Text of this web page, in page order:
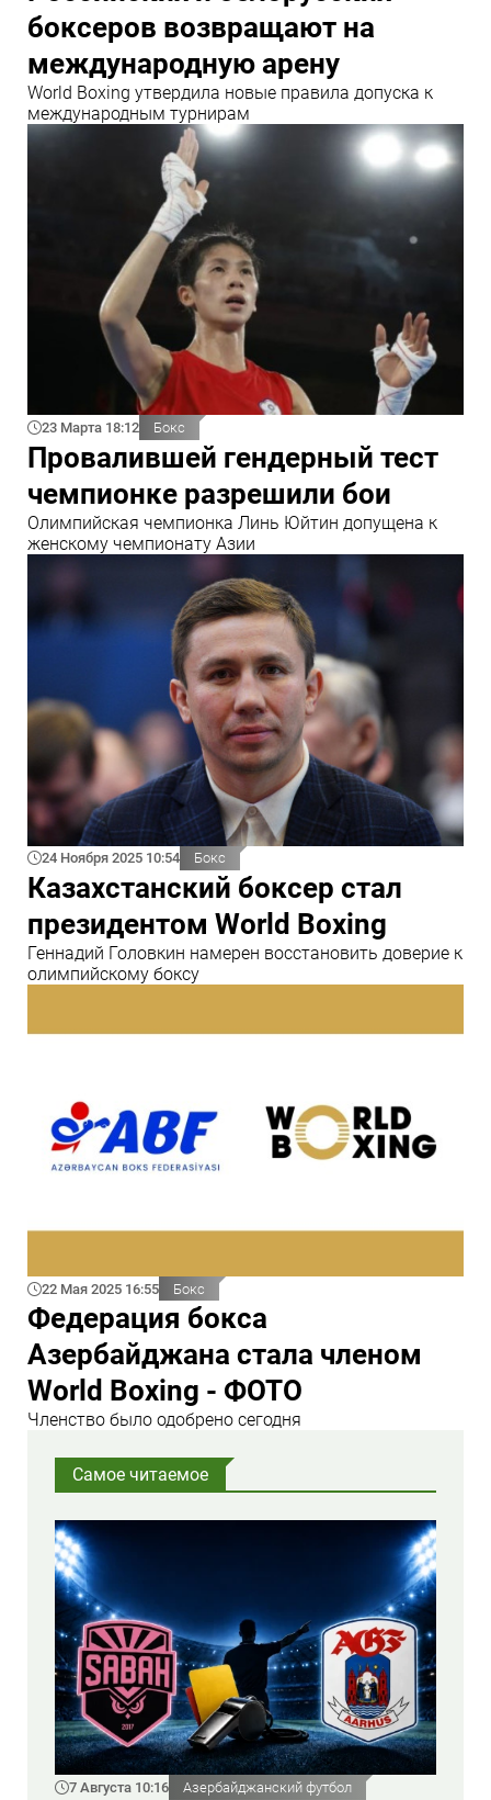
боксеров возвращают на
международную арену
World Boxing утвердила новые правила допуска к
международным турнирам
23 Марта 18:12 Бокс
Провалившей гендерный тест
чемпионке разрешили бои
Олимпийская чемпионка Линь Юйтин допущена к
женскому чемпионату Азии
24 Ноября 2025 10:54 Бокс
Казахстанский боксер стал
президентом World Boxing
Геннадий Головкин намерен восстановить доверие к
олимпийскому боксу
22 Мая 2025 16:55 Бокс
Федерация бокса
Азербайджана стала членом
World Boxing - ФОТО
Членство было одобрено сегодня
Самое читаемое
7 Августа 10:16 Азербайджанский футбол